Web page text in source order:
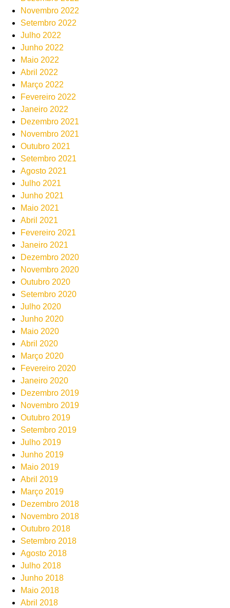
Novembro 2022
Setembro 2022
Julho 2022
Junho 2022
Maio 2022
Abril 2022
Março 2022
Fevereiro 2022
Janeiro 2022
Dezembro 2021
Novembro 2021
Outubro 2021
Setembro 2021
Agosto 2021
Julho 2021
Junho 2021
Maio 2021
Abril 2021
Fevereiro 2021
Janeiro 2021
Dezembro 2020
Novembro 2020
Outubro 2020
Setembro 2020
Julho 2020
Junho 2020
Maio 2020
Abril 2020
Março 2020
Fevereiro 2020
Janeiro 2020
Dezembro 2019
Novembro 2019
Outubro 2019
Setembro 2019
Julho 2019
Junho 2019
Maio 2019
Abril 2019
Março 2019
Dezembro 2018
Novembro 2018
Outubro 2018
Setembro 2018
Agosto 2018
Julho 2018
Junho 2018
Maio 2018
Abril 2018